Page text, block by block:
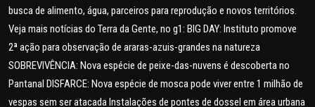
busca de alimento, água, parceiros para reprodução e novos territórios.
Veja mais notícias do Terra da Gente, no g1: BIG DAY: Instituto promove
2ª ação para observação de araras-azuis-grandes na natureza
SOBREVIVÊNCIA: Nova espécie de peixe-das-nuvens é descoberta no
Pantanal DISFARCE: Nova espécie de mosca pode viver entre 1 milhão de
vespas sem ser atacada Instalações de pontes de dossel em área urbana